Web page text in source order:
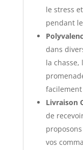
le stress
pendant
dans
la chasse,
Livraison
de
vos